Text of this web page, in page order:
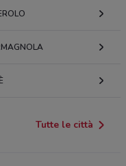
Tutte le città